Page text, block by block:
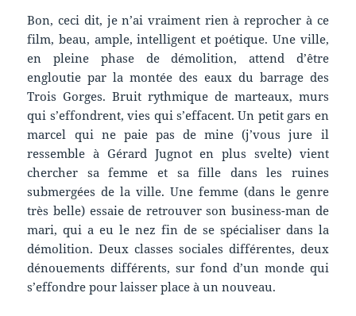
Bon, ceci dit, je n’ai vraiment rien à reprocher à ce
film, beau, ample, intelligent et poétique. Une ville,
en pleine phase de démolition, attend d’être
engloutie par la montée des eaux du barrage des
Trois Gorges. Bruit rythmique de marteaux, murs
qui s’effondrent, vies qui s’effacent. Un petit gars en
marcel qui ne paie pas de mine (j’vous jure il
ressemble à Gérard Jugnot en plus svelte) vient
chercher sa femme et sa fille dans les ruines
submergées de la ville. Une femme (dans le genre
très belle) essaie de retrouver son business-man de
mari, qui a eu le nez fin de se spécialiser dans la
démolition. Deux classes sociales différentes, deux
dénouements différents, sur fond d’un monde qui
s’effondre pour laisser place à un nouveau.